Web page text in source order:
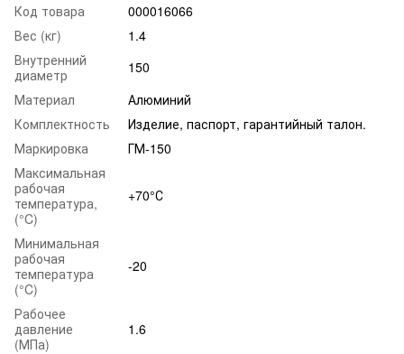
Код товара
000016066
Вес (кг)
1.4
Внутренний
диаметр
150
Материал
Алюминий
Комплектность
Изделие, паспорт, гарантийный талон.
Маркировка
ГМ-150
Максимальная
рабочая
температура,
(°C)
+70°С
Минимальная
рабочая
температура
(°C)
-20
Рабочее
давление
(МПа)
1.6